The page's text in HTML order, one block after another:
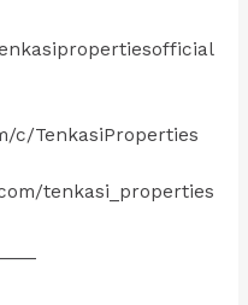
c/TenkasiProperties
tenkasi_properties